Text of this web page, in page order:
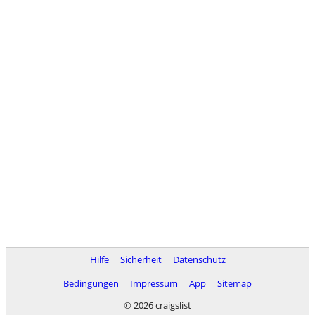
Hilfe Sicherheit
Datenschutz
Bedingungen
Impressum App
Sitemap
© 2026 craigslist